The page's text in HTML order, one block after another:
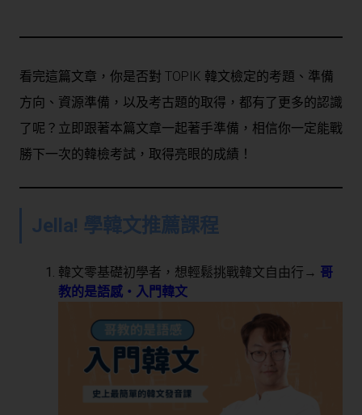
看完這篇文章，你是否對 TOPIK 韓文檢定的考題、準備
方向、資源準備，以及考古題的取得，都有了更多的認識
了呢？立即跟著本篇文章一起著手準備，相信你一定能戰
勝下一次的韓檢考試，取得亮眼的成績！
Jella! 學韓文推薦課程
韓文零基礎初學者，想輕鬆挑戰韓文自由行→ 哥
教的是語感・入門韓文